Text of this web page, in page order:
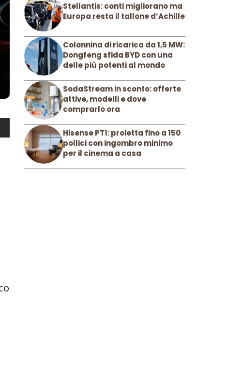
Stellantis: conti migliorano ma
Europa resta il tallone d’Achille
Colonnina di ricarica da 1,5 MW:
Dongfeng sfida BYD con una
delle più potenti al mondo
SodaStream in sconto: offerte
attive, modelli e dove
comprarlo ora
Hisense PT1: proietta fino a 150
pollici con ingombro minimo
per il cinema a casa